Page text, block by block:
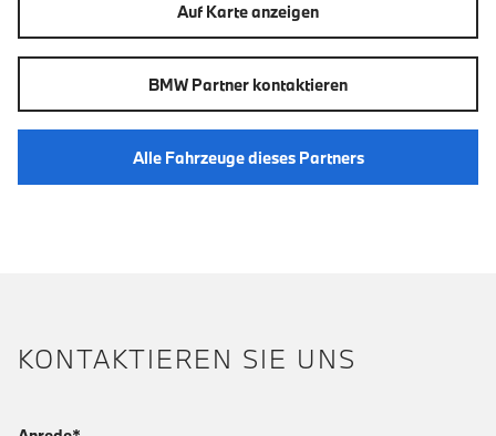
Auf Karte anzeigen
BMW Partner kontaktieren
Alle Fahrzeuge dieses Partners
KONTAKTIEREN SIE UNS